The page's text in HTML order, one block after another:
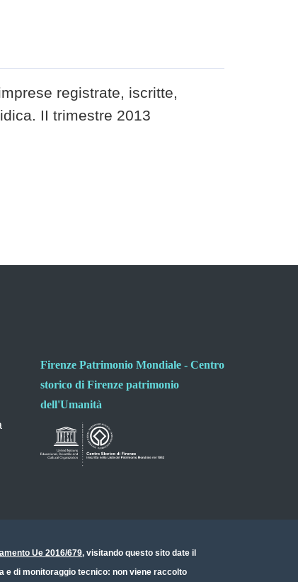
registrate, iscritte,
II trimestre 2013
Firenze Patrimonio Mondiale - Centro
storico di Firenze patrimonio
dell'Umanità
Ue 2016/679, visitando questo sito date il
e di monitoraggio tecnico: non viene raccolto